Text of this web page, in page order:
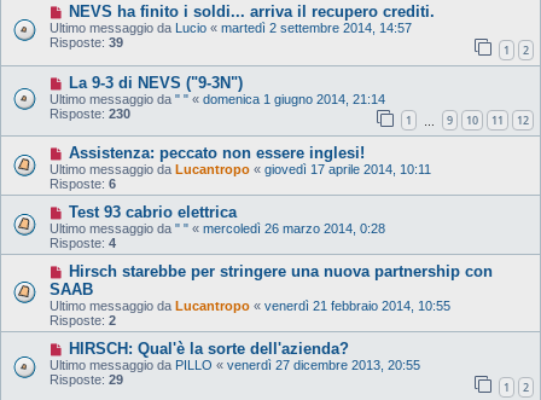
NEVS ha finito i soldi... arriva il recupero crediti.
Ultimo messaggio da Lucio « martedì 2 settembre 2014, 14:57
Risposte: 39 1 2
La 9-3 di NEVS ("9-3N")
Ultimo messaggio da " " « domenica 1 giugno 2014, 21:14
Risposte: 230 1 9 10 11 12
Assistenza: peccato non essere inglesi!
Ultimo messaggio da Lucantropo « giovedì 17 aprile 2014, 10:11
Risposte: 6
Test 93 cabrio elettrica
Ultimo messaggio da " " « mercoledì 26 marzo 2014, 0:28
Risposte: 4
Hirsch starebbe per stringere una nuova partnership con
SAAB
Ultimo messaggio da Lucantropo « venerdì 21 febbraio 2014, 10:55
Risposte: 2
HIRSCH: Qual'è la sorte dell'azienda?
Ultimo messaggio da PILLO « venerdì 27 dicembre 2013, 20:55
Risposte: 29 1 2